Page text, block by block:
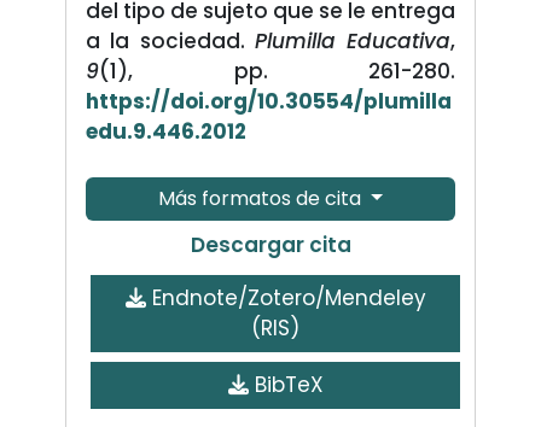
del tipo de sujeto que se le entrega
a la sociedad. Plumilla Educativa,
9(1), pp. 261-280.
https://doi.org/10.30554/plumilla
edu.9.446.2012
Más formatos de cita
Descargar cita
Endnote/Zotero/Mendeley
(RIS)
BibTeX